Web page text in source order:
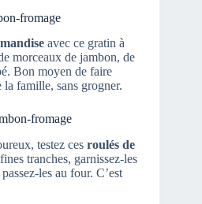
fromage
avec ce gratin à
morceaux de jambon, de
Bon moyen de faire
la famille, sans grogner.
fromage
testez ces roulés de
tranches, garnissez-les
les au four. C’est